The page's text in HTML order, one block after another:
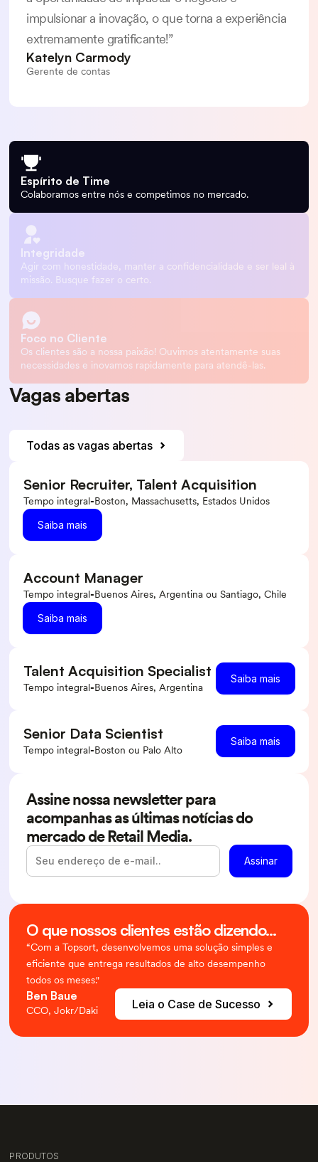
Espírito de Time
Colaboramos entre nós e competimos no mercado.
Integridade
Agir com honestidade, manter a confidencialidade e ser leal à
missão. Busque fazer o certo.
Foco no Cliente
Os clientes são a nossa paixão! Ouvimos atentamente suas
necessidades e inovamos rapidamente para atendê-las.
impulsionar a inovação, o que torna a experiência
extremamente gratificante!”
Katelyn Carmody
Gerente de contas
Vagas abertas
Todas as vagas abertas
Senior Recruiter, Talent Acquisition
Tempo integral-Boston, Massachusetts, Estados Unidos
Saiba mais
Account Manager
Tempo integral-Buenos Aires, Argentina ou Santiago, Chile
Saiba mais
Talent Acquisition Specialist
Tempo integral-Buenos Aires, Argentina
Saiba mais
Senior Data Scientist
Tempo integral-Boston ou Palo Alto
Saiba mais
Assine nossa newsletter para
acompanhas as últimas notícias do
mercado de Retail Media.
O que nossos clientes estão dizendo...
“Com a Topsort, desenvolvemos uma solução simples e
eficiente que entrega resultados de alto desempenho
todos os meses."
Ben Baue
CCO, Jokr/Daki Leia o Case de Sucesso
PRODUTOS